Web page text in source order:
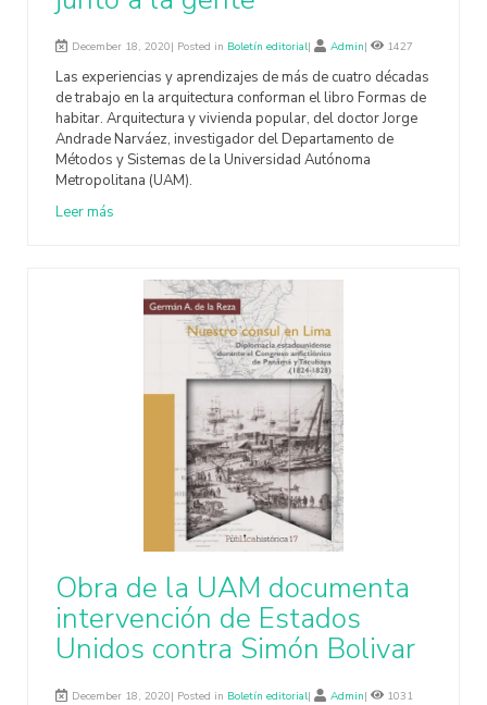
December 18, 2020| Posted in Boletín editorial| Admin| 1427
Las experiencias y aprendizajes de más de cuatro décadas
de trabajo en la arquitectura conforman el libro Formas de
habitar. Arquitectura y vivienda popular, del doctor Jorge
Andrade Narváez, investigador del Departamento de
Métodos y Sistemas de la Universidad Autónoma
Metropolitana (UAM).
Leer más
Obra de la UAM documenta
intervención de Estados
Unidos contra Simón Bolivar
December 18, 2020| Posted in Boletín editorial| Admin| 1031